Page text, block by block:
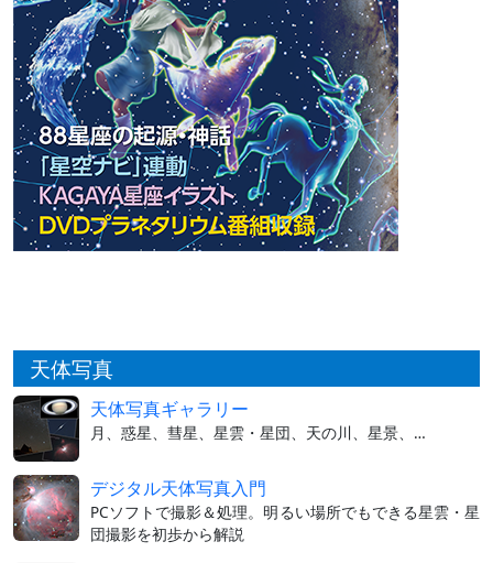
天体写真
天体写真ギャラリー
月、惑星、彗星、星雲・星団、天の川、星景、…
デジタル天体写真入門
PCソフトで撮影＆処理。明るい場所でもできる星雲・星
団撮影を初歩から解説